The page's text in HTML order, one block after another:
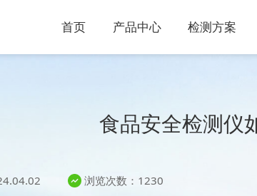
首页 产品中心 检测方案
食品安全检测仪
浏览次数：1230